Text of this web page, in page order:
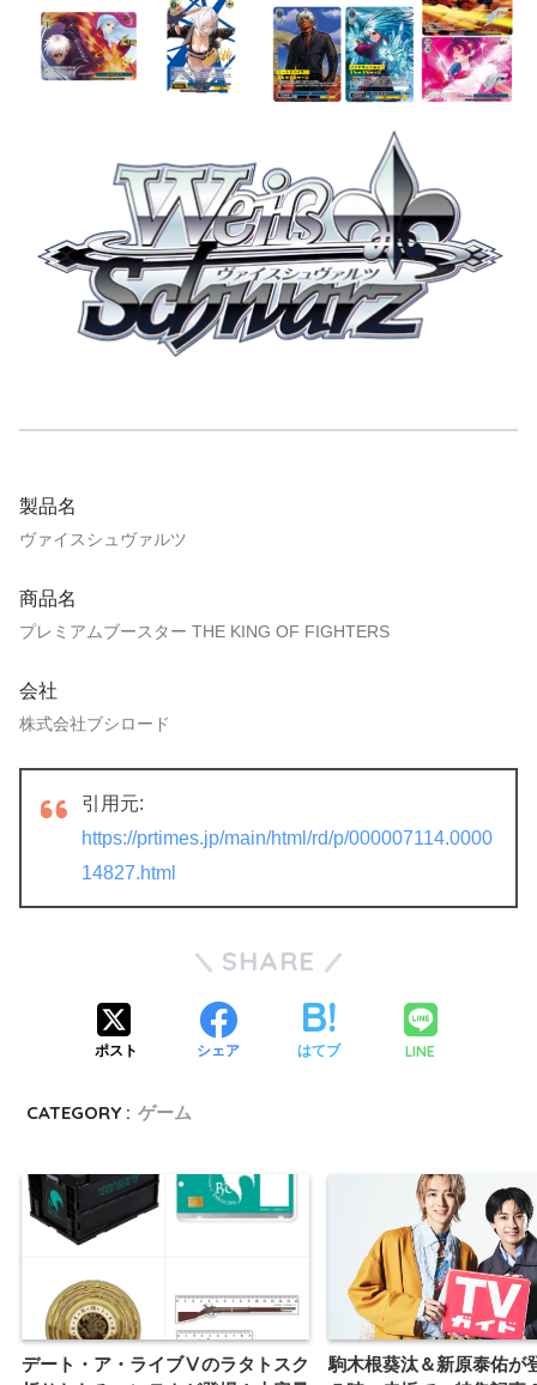
製品名
ヴァイスシュヴァルツ
商品名
プレミアムブースター THE KING OF FIGHTERS
会社
株式会社ブシロード
引用元:
https://prtimes.jp/main/html/rd/p/000007114.0000
14827.html
SHARE
ポスト シェア はてブ LINE
CATEGORY : ゲーム
デート・ア・ライブⅤのラタトスク
駒木根葵汰＆新原泰佑が